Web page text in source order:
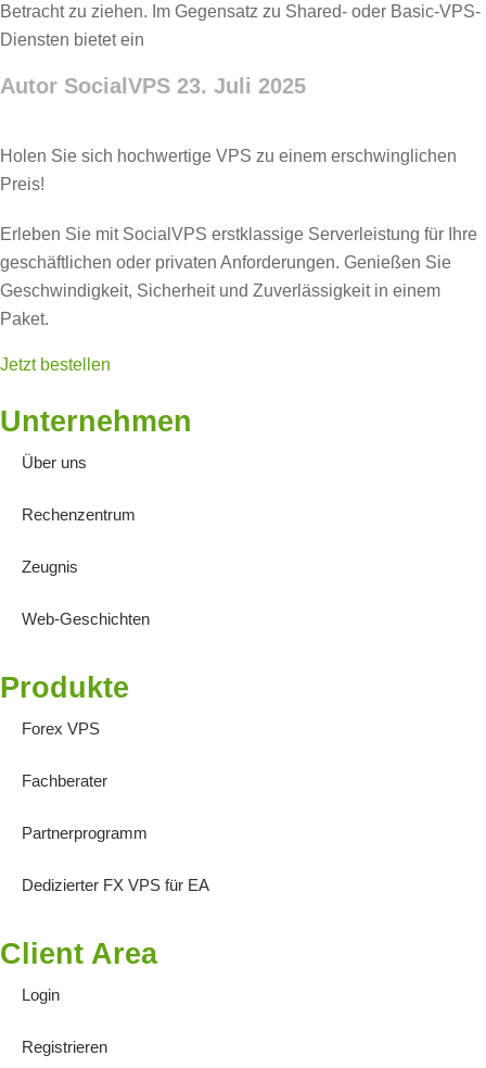
Betracht zu ziehen. Im Gegensatz zu Shared- oder Basic-VPS-
Diensten bietet ein
Autor SocialVPS 23. Juli 2025
Holen Sie sich hochwertige VPS zu einem erschwinglichen
Preis!
Erleben Sie mit SocialVPS erstklassige Serverleistung für Ihre
geschäftlichen oder privaten Anforderungen. Genießen Sie
Geschwindigkeit, Sicherheit und Zuverlässigkeit in einem
Paket.
Jetzt bestellen
Unternehmen
Über uns
Rechenzentrum
Zeugnis
Web-Geschichten
Produkte
Forex VPS
Fachberater
Partnerprogramm
Dedizierter FX VPS für EA
Client Area
Login
Registrieren